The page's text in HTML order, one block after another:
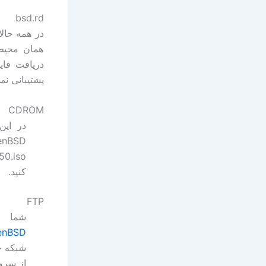
bsd.rd
همان
پشتیبانی
CDROM
کنید.
FTP
شبکه
از